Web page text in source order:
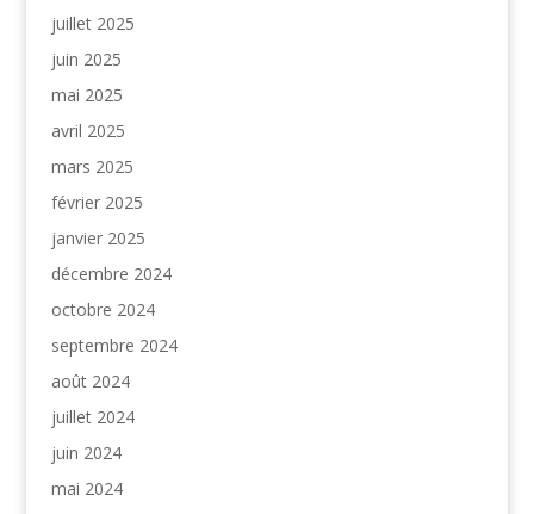
juillet 2025
juin 2025
mai 2025
avril 2025
mars 2025
février 2025
janvier 2025
décembre 2024
octobre 2024
septembre 2024
août 2024
juillet 2024
juin 2024
mai 2024